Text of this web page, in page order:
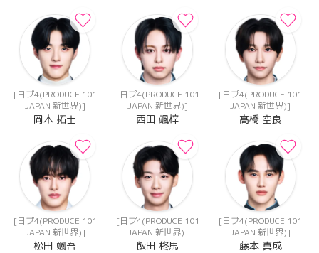
[日プ4(PRODUCE 101
JAPAN 新世界)]
岡本 拓士
[日プ4(PRODUCE 101
JAPAN 新世界)]
西田 颯梓
[日プ4(PRODUCE 101
JAPAN 新世界)]
髙橋 空良
[日プ4(PRODUCE 101
JAPAN 新世界)]
松田 颯吾
[日プ4(PRODUCE 101
JAPAN 新世界)]
飯田 柊馬
[日プ4(PRODUCE 101
JAPAN 新世界)]
藤本 真成